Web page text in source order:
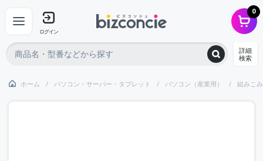
ログイン
0
詳細
検索
ホーム パソコン・サーバー・タブレット パソコン（産業用） 組みこ